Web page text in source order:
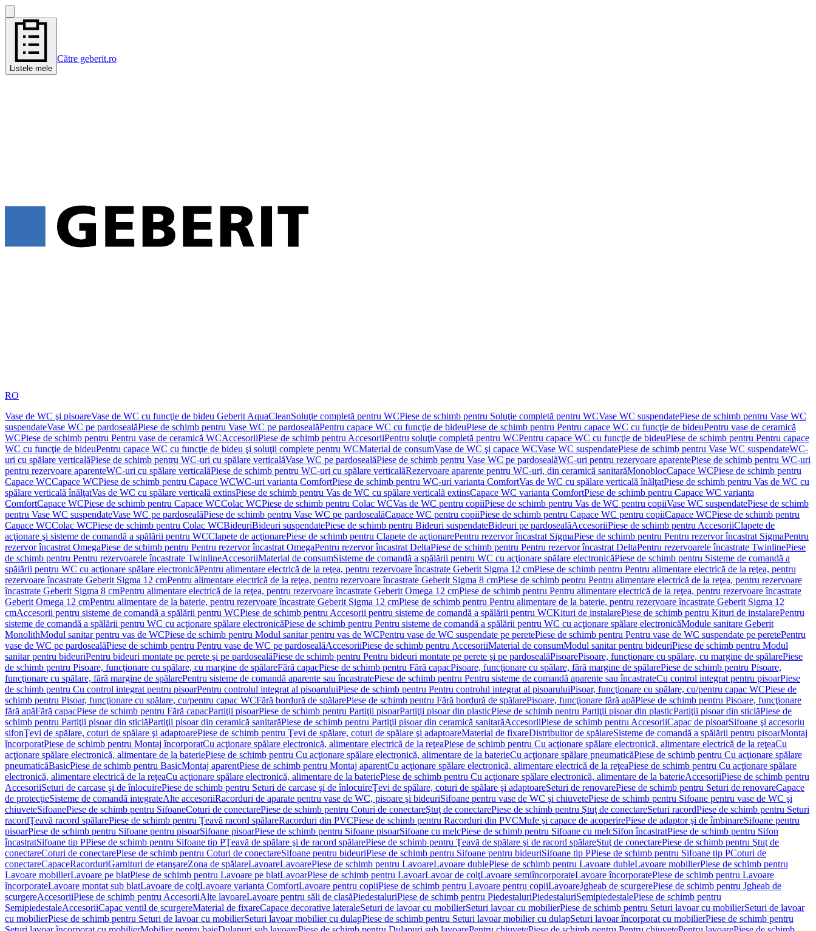
Listele mele
Către geberit.ro
RO
Vase de WC şi pisoareVase de WC cu funcţie de bideu Geberit AquaCleanSoluţie completă pentru WCPiese de schimb pentru Soluţie completă pentru WCVase WC suspendatePiese de schimb pentru Vase WC
suspendateVase WC pe pardosealăPiese de schimb pentru Vase WC pe pardosealăPentru capace WC cu funcţie de bideuPiese de schimb pentru Pentru capace WC cu funcţie de bideuPentru vase de ceramică
WCPiese de schimb pentru Pentru vase de ceramică WCAccesoriiPiese de schimb pentru AccesoriiPentru soluţie completă pentru WCPentru capace WC cu funcţie de bideuPiese de schimb pentru Pentru capace
WC cu funcţie de bideuPentru capace WC cu funcţie de bideu şi soluţii complete pentru WCMaterial de consumVase de WC şi capace WCVase WC suspendatePiese de schimb pentru Vase WC suspendateWC-
uri cu spălare verticalăPiese de schimb pentru WC-uri cu spălare verticalăVase WC pe pardosealăPiese de schimb pentru Vase WC pe pardosealăWC-uri pentru rezervoare aparentePiese de schimb pentru WC-uri
pentru rezervoare aparenteWC-uri cu spălare verticalăPiese de schimb pentru WC-uri cu spălare verticalăRezervoare aparente pentru WC-uri, din ceramică sanitarăMonoblocCapace WCPiese de schimb pentru
Capace WCCapace WCPiese de schimb pentru Capace WCWC-uri varianta ComfortPiese de schimb pentru WC-uri varianta ComfortVas de WC cu spălare verticală înălţatPiese de schimb pentru Vas de WC cu
spălare verticală înălţatVas de WC cu spălare verticală extinsPiese de schimb pentru Vas de WC cu spălare verticală extinsCapace WC varianta ComfortPiese de schimb pentru Capace WC varianta
ComfortCapace WCPiese de schimb pentru Capace WCColac WCPiese de schimb pentru Colac WCVas de WC pentru copiiPiese de schimb pentru Vas de WC pentru copiiVase WC suspendatePiese de schimb
pentru Vase WC suspendateVase WC pe pardosealăPiese de schimb pentru Vase WC pe pardosealăCapace WC pentru copiiPiese de schimb pentru Capace WC pentru copiiCapace WCPiese de schimb pentru
Capace WCColac WCPiese de schimb pentru Colac WCBideuriBideuri suspendatePiese de schimb pentru Bideuri suspendateBideuri pe pardosealăAccesoriiPiese de schimb pentru AccesoriiClapete de
acţionare şi sisteme de comandă a spălării pentru WCClapete de acţionarePiese de schimb pentru Clapete de acţionarePentru rezervor încastrat SigmaPiese de schimb pentru Pentru rezervor încastrat SigmaPentru
rezervor încastrat OmegaPiese de schimb pentru Pentru rezervor încastrat OmegaPentru rezervor încastrat DeltaPiese de schimb pentru Pentru rezervor încastrat DeltaPentru rezervoarele încastrate TwinlinePiese
de schimb pentru Pentru rezervoarele încastrate TwinlineAccesoriiMaterial de consumSisteme de comandă a spălării pentru WC cu acţionare spălare electronicăPiese de schimb pentru Sisteme de comandă a
spălării pentru WC cu acţionare spălare electronicăPentru alimentare electrică de la reţea, pentru rezervoare încastrate Geberit Sigma 12 cmPiese de schimb pentru Pentru alimentare electrică de la reţea, pentru
rezervoare încastrate Geberit Sigma 12 cmPentru alimentare electrică de la reţea, pentru rezervoare încastrate Geberit Sigma 8 cmPiese de schimb pentru Pentru alimentare electrică de la reţea, pentru rezervoare
încastrate Geberit Sigma 8 cmPentru alimentare electrică de la reţea, pentru rezervoare încastrate Geberit Omega 12 cmPiese de schimb pentru Pentru alimentare electrică de la reţea, pentru rezervoare încastrate
Geberit Omega 12 cmPentru alimentare de la baterie, pentru rezervoare încastrate Geberit Sigma 12 cmPiese de schimb pentru Pentru alimentare de la baterie, pentru rezervoare încastrate Geberit Sigma 12
cmAccesorii pentru sisteme de comandă a spălării pentru WCPiese de schimb pentru Accesorii pentru sisteme de comandă a spălării pentru WCKituri de instalarePiese de schimb pentru Kituri de instalarePentru
sisteme de comandă a spălării pentru WC cu acţionare spălare electronicăPiese de schimb pentru Pentru sisteme de comandă a spălării pentru WC cu acţionare spălare electronicăModule sanitare Geberit
MonolithModul sanitar pentru vas de WCPiese de schimb pentru Modul sanitar pentru vas de WCPentru vase de WC suspendate pe peretePiese de schimb pentru Pentru vase de WC suspendate pe peretePentru
vase de WC pe pardosealăPiese de schimb pentru Pentru vase de WC pe pardosealăAccesoriiPiese de schimb pentru AccesoriiMaterial de consumModul sanitar pentru bideuriPiese de schimb pentru Modul
sanitar pentru bideuriPentru bideuri montate pe perete şi pe pardosealăPiese de schimb pentru Pentru bideuri montate pe perete şi pe pardosealăPisoarePisoare, funcţionare cu spălare, cu margine de spălarePiese
de schimb pentru Pisoare, funcţionare cu spălare, cu margine de spălareFără capacPiese de schimb pentru Fără capacPisoare, funcţionare cu spălare, fără margine de spălarePiese de schimb pentru Pisoare,
funcţionare cu spălare, fără margine de spălarePentru sisteme de comandă aparente sau încastratePiese de schimb pentru Pentru sisteme de comandă aparente sau încastrateCu control integrat pentru pisoarPiese
de schimb pentru Cu control integrat pentru pisoarPentru controlul integrat al pisoaruluiPiese de schimb pentru Pentru controlul integrat al pisoaruluiPisoar, funcţionare cu spălare, cu/pentru capac WCPiese de
schimb pentru Pisoar, funcţionare cu spălare, cu/pentru capac WCFără bordură de spălarePiese de schimb pentru Fără bordură de spălarePisoare, funcţionare fără apăPiese de schimb pentru Pisoare, funcţionare
fără apăFără capacPiese de schimb pentru Fără capacPartiţii pisoarPiese de schimb pentru Partiţii pisoarPartiţii pisoar din plasticPiese de schimb pentru Partiţii pisoar din plasticPartiţii pisoar din sticlăPiese de
schimb pentru Partiţii pisoar din sticlăPartiţii pisoar din ceramică sanitarăPiese de schimb pentru Partiţii pisoar din ceramică sanitarăAccesoriiPiese de schimb pentru AccesoriiCapac de pisoarSifoane şi accesoriu
sifonŢevi de spălare, coturi de spălare şi adaptoarePiese de schimb pentru Ţevi de spălare, coturi de spălare şi adaptoareMaterial de fixareDistribuitor de spălareSisteme de comandă a spălării pentru pisoarMontaj
încorporatPiese de schimb pentru Montaj încorporatCu acţionare spălare electronică, alimentare electrică de la reţeaPiese de schimb pentru Cu acţionare spălare electronică, alimentare electrică de la reţeaCu
acţionare spălare electronică, alimentare de la bateriePiese de schimb pentru Cu acţionare spălare electronică, alimentare de la baterieCu acţionare spălare pneumaticăPiese de schimb pentru Cu acţionare spălare
pneumaticăBasicPiese de schimb pentru BasicMontaj aparentPiese de schimb pentru Montaj aparentCu acţionare spălare electronică, alimentare electrică de la reţeaPiese de schimb pentru Cu acţionare spălare
electronică, alimentare electrică de la reţeaCu acţionare spălare electronică, alimentare de la bateriePiese de schimb pentru Cu acţionare spălare electronică, alimentare de la baterieAccesoriiPiese de schimb pentru
AccesoriiSeturi de carcase şi de înlocuirePiese de schimb pentru Seturi de carcase şi de înlocuireŢevi de spălare, coturi de spălare şi adaptoareSeturi de renovarePiese de schimb pentru Seturi de renovareCapace
de protecţieSisteme de comandă integrateAlte accesoriiRacorduri de aparate pentru vase de WC, pisoare şi bideuriSifoane pentru vase de WC şi chiuvetePiese de schimb pentru Sifoane pentru vase de WC şi
chiuveteSifoanePiese de schimb pentru SifoaneCoturi de conectarePiese de schimb pentru Coturi de conectareŞtuţ de conectarePiese de schimb pentru Ştuţ de conectareSeturi racordPiese de schimb pentru Seturi
racordŢeavă racord spălarePiese de schimb pentru Ţeavă racord spălareRacorduri din PVCPiese de schimb pentru Racorduri din PVCMufe şi capace de acoperirePiese de adaptor şi de îmbinareSifoane pentru
pisoarPiese de schimb pentru Sifoane pentru pisoarSifoane pisoarPiese de schimb pentru Sifoane pisoarSifoane cu melcPiese de schimb pentru Sifoane cu melcSifon încastratPiese de schimb pentru Sifon
încastratSifoane tip PPiese de schimb pentru Sifoane tip PŢeavă de spălare şi de racord spălarePiese de schimb pentru Ţeavă de spălare şi de racord spălareŞtuţ de conectarePiese de schimb pentru Ştuţ de
conectareCoturi de conectarePiese de schimb pentru Coturi de conectareSifoane pentru bideuriPiese de schimb pentru Sifoane pentru bideuriSifoane tip PPiese de schimb pentru Sifoane tip PCoturi de
conectareCapaceRacorduriGarnituri de etanşareZona de spălareLavoareLavoarePiese de schimb pentru LavoareLavoare dublePiese de schimb pentru Lavoare dubleLavoare mobilierPiese de schimb pentru
Lavoare mobilierLavoare pe blatPiese de schimb pentru Lavoare pe blatLavoarPiese de schimb pentru LavoarLavoar de colţLavoare semiîncorporateLavoare încorporatePiese de schimb pentru Lavoare
încorporateLavoare montat sub blatLavoare de colţLavoare varianta ComfortLavoare pentru copiiPiese de schimb pentru Lavoare pentru copiiLavoareJgheab de scurgerePiese de schimb pentru Jgheab de
scurgereAccesoriiPiese de schimb pentru AccesoriiAlte lavoareLavoare pentru săli de clasăPiedestaluriPiese de schimb pentru PiedestaluriPiedestaluriSemipiedestalePiese de schimb pentru
SemipiedestaleAccesoriiCapac ventil de scurgereMaterial de fixareCapace decorative lateraleSeturi de lavoar cu mobilierSeturi lavoar cu mobilierPiese de schimb pentru Seturi lavoar cu mobilierSeturi de lavoar
cu mobilierPiese de schimb pentru Seturi de lavoar cu mobilierSeturi lavoar mobilier cu dulapPiese de schimb pentru Seturi lavoar mobilier cu dulapSeturi lavoar încorporat cu mobilierPiese de schimb pentru